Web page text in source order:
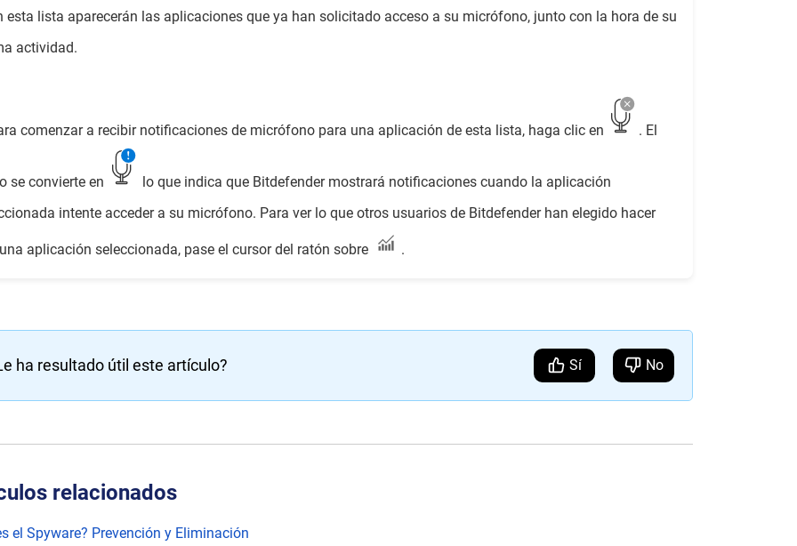
esta lista aparecerán las aplicaciones que ya han solicitado acceso a su micrófono, junto con la hora de su
actividad.
comenzar a recibir notificaciones de micrófono para una aplicación de esta lista, haga clic en . El
se convierte en
lo que indica que Bitdefender mostrará notificaciones cuando la aplicación
intente acceder a su micrófono. Para ver lo que otros usuarios de Bitdefender han elegido hacer
aplicación seleccionada, pase el cursor del ratón sobre .
ha resultado útil este artículo? Sí No
relacionados
el Spyware? Prevención y Eliminación